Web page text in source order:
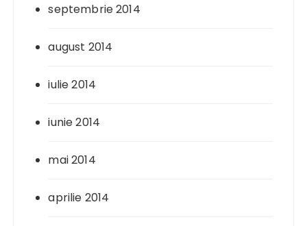
septembrie 2014
august 2014
iulie 2014
iunie 2014
mai 2014
aprilie 2014